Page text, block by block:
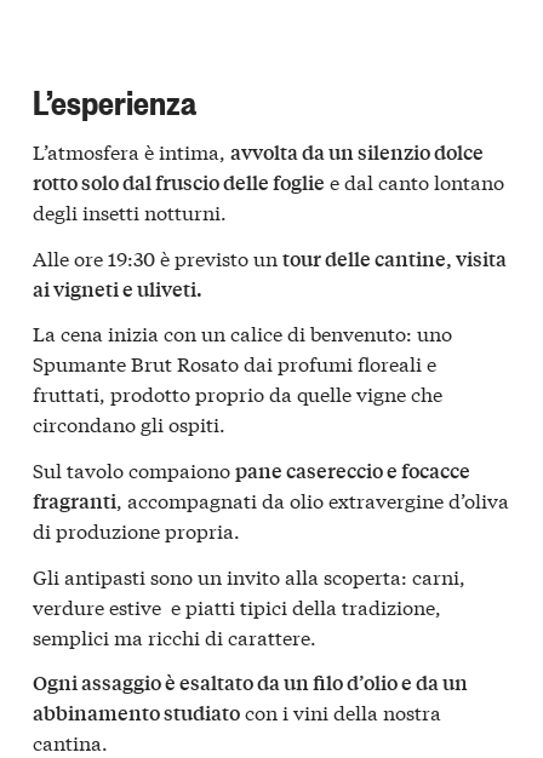
L’esperienza
L’atmosfera è intima, avvolta da un silenzio dolce
rotto solo dal fruscio delle foglie e dal canto lontano
degli insetti notturni.
Alle ore 19:30 è previsto un tour delle cantine, visita
ai vigneti e uliveti.
La cena inizia con un calice di benvenuto: uno
Spumante Brut Rosato dai profumi floreali e
fruttati, prodotto proprio da quelle vigne che
circondano gli ospiti.
Sul tavolo compaionopane casereccio e focacce
fragranti, accompagnati da olio extravergine d’oliva
di produzione propria.
Gli antipasti sono un invito alla scoperta: carni,
verdure estive e piatti tipici della tradizione,
semplici ma ricchi di carattere.
Ogni assaggio è esaltato da un filo d’olio e da un
abbinamento studiatocon i vini della nostra
cantina.